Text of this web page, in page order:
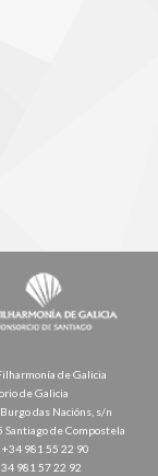
de Galicia
de Galicia
das Nacións, s/n
Santiago de Compostela
981 55 22 90
981 57 22 92